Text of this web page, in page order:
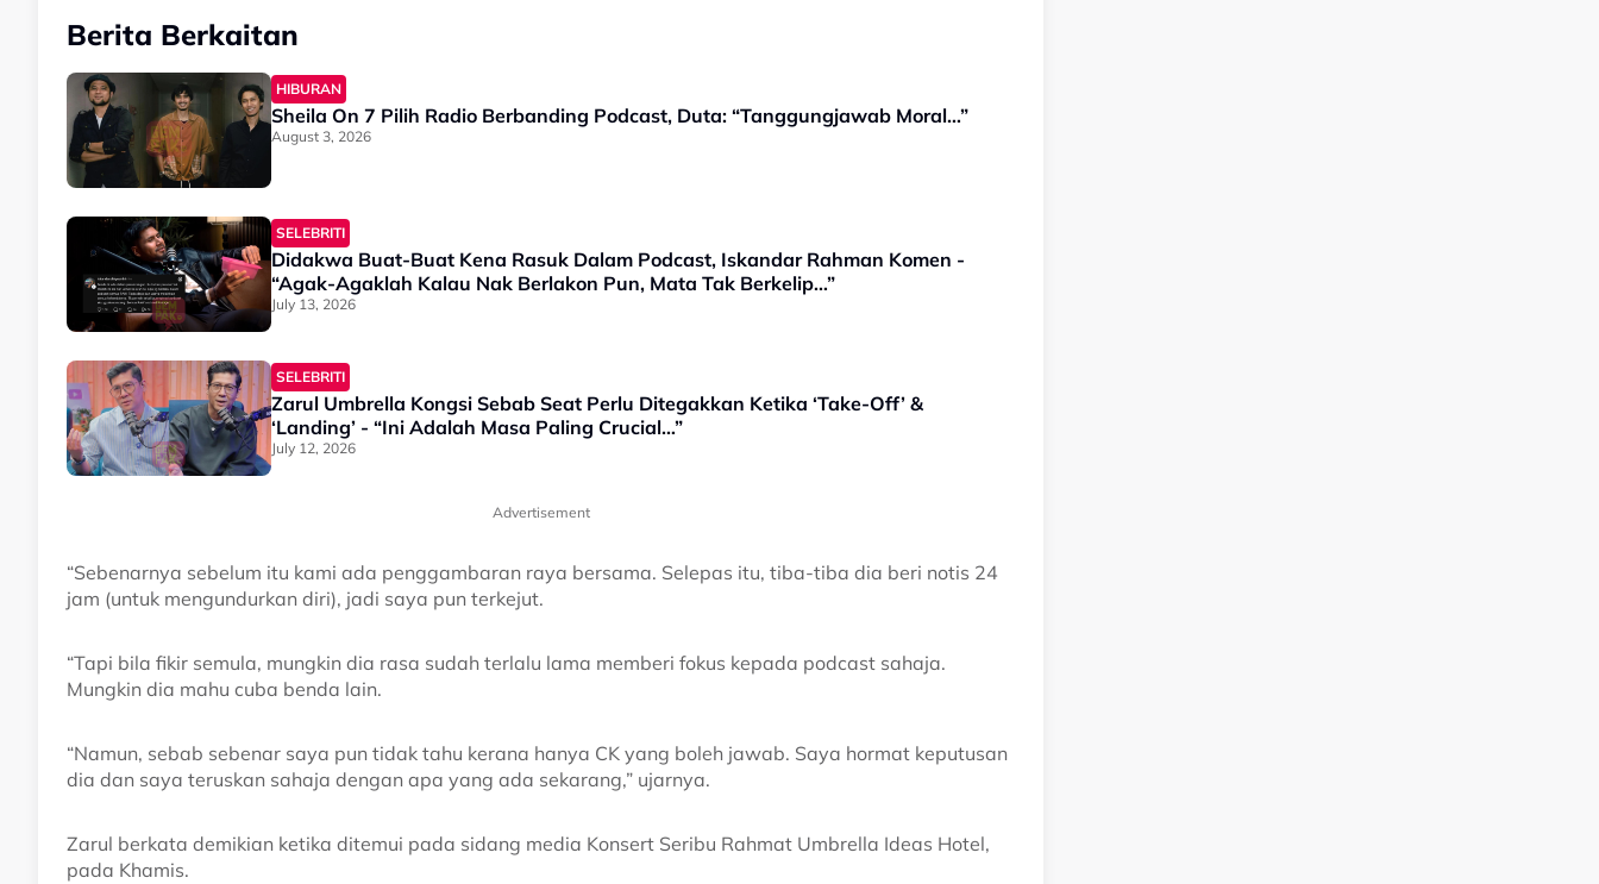
Berita Berkaitan
HIBURAN
Sheila On 7 Pilih Radio Berbanding Podcast, Duta: “Tanggungjawab Moral…”
August 3, 2026
SELEBRITI
Didakwa Buat-Buat Kena Rasuk Dalam Podcast, Iskandar Rahman Komen -
“Agak-Agaklah Kalau Nak Berlakon Pun, Mata Tak Berkelip…”
July 13, 2026
SELEBRITI
Zarul Umbrella Kongsi Sebab Seat Perlu Ditegakkan Ketika ‘Take-Off’ &
‘Landing’ - “Ini Adalah Masa Paling Crucial…”
July 12, 2026
Advertisement
“Sebenarnya sebelum itu kami ada penggambaran raya bersama. Selepas itu, tiba-tiba dia beri notis 24
jam (untuk mengundurkan diri), jadi saya pun terkejut.
“Tapi bila fikir semula, mungkin dia rasa sudah terlalu lama memberi fokus kepada podcast sahaja.
Mungkin dia mahu cuba benda lain.
“Namun, sebab sebenar saya pun tidak tahu kerana hanya CK yang boleh jawab. Saya hormat keputusan
dia dan saya teruskan sahaja dengan apa yang ada sekarang,” ujarnya.
Zarul berkata demikian ketika ditemui pada sidang media Konsert Seribu Rahmat Umbrella Ideas Hotel,
pada Khamis.